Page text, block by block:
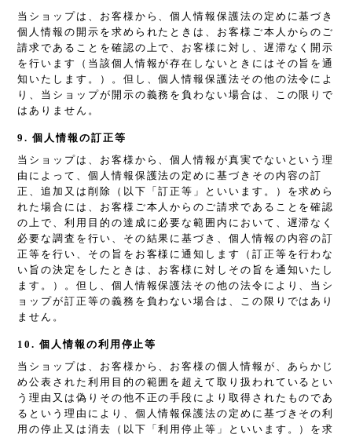
当ショップは、お客様から、個人情報保護法の定めに基づき
個人情報の開示を求められたときは、お客様ご本人からのご
請求であることを確認の上で、お客様に対し、遅滞なく開示
を行います（当該個人情報が存在しないときにはその旨を通
知いたします。）。但し、個人情報保護法その他の法令によ
り、当ショップが開示の義務を負わない場合は、この限りで
はありません。
9. 個人情報の訂正等
当ショップは、お客様から、個人情報が真実でないという理
由によって、個人情報保護法の定めに基づきその内容の訂
正、追加又は削除（以下「訂正等」といいます。）を求めら
れた場合には、お客様ご本人からのご請求であることを確認
の上で、利用目的の達成に必要な範囲内において、遅滞なく
必要な調査を行い、その結果に基づき、個人情報の内容の訂
正等を行い、その旨をお客様に通知します（訂正等を行わな
い旨の決定をしたときは、お客様に対しその旨を通知いたし
ます。）。但し、個人情報保護法その他の法令により、当シ
ョップが訂正等の義務を負わない場合は、この限りではあり
ません。
10. 個人情報の利用停止等
当ショップは、お客様から、お客様の個人情報が、あらかじ
め公表された利用目的の範囲を超えて取り扱われているとい
う理由又は偽りその他不正の手段により取得されたものであ
るという理由により、個人情報保護法の定めに基づきその利
用の停止又は消去（以下「利用停止等」といいます。）を求